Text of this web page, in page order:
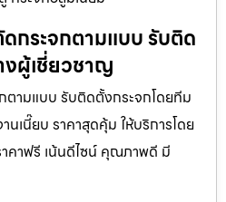
ดกระจกตามแบบ รับติด
งผู้เชี่ยวชาญ
ตามแบบ รับติดตั้งกระจกโดยทีม
เนี๊ยบ ราคาสุดคุ้ม ให้บริการโดย
คาฟรี เน้นดีไซน์ คุณภาพดี มี